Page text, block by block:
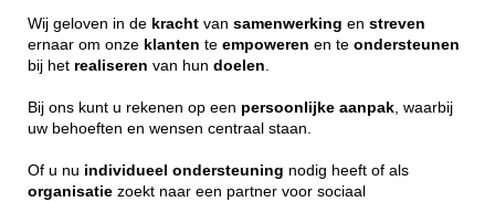
Wij geloven in de kracht van samenwerking en streven
ernaar om onze klanten te empoweren en te ondersteunen
bij het realiseren van hun doelen
Bij ons kunt u rekenen op een persoonlijke aanpak , waarbij
uw behoeften en wensen centraal staan.
Of u nu individueel ondersteuning nodig heeft of als
organisatie zoekt naar een partner voor sociaal